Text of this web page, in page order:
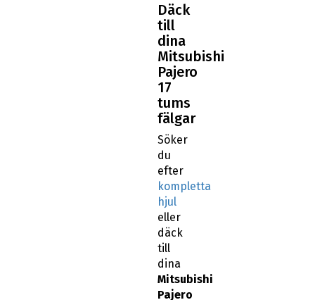
Däck
till
dina
Mitsubishi
Pajero
17
tums
fälgar
Söker
du
efter
kompletta
hjul
eller
däck
till
dina
Mitsubishi
Pajero